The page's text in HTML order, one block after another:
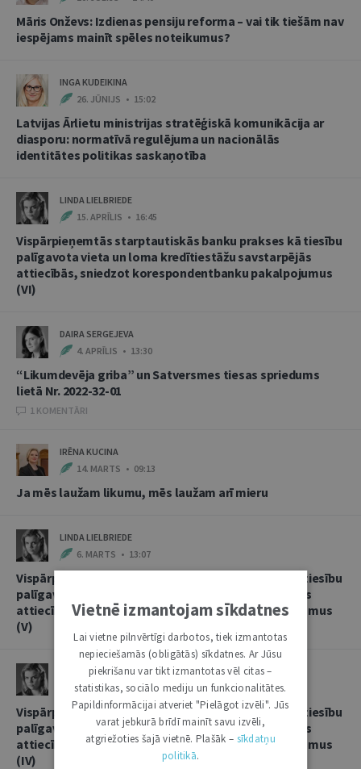
Māris Onževs: Izdienas pensiju reforma – vai tik tiešām nav
iespējams mainīt spēles noteikumus?
INGA KUDEIKINA
26. JŪNIJS • 15:02
Latvijas Ārlietu ministrijas stratēģiskā komunikācija ar
diasporu: normatīvā regulējuma un nacionālās
identitātes politikas saskaņotība
LINDA LIELBRIEDE
15. APRĪLIS • 16:45
Vispārpieņemtās starptautiskās banku prakses kā tiesību
palīgavota vieta un loma kredītiestāžu savstarpējās
attiecībās, sniedzot korespondentbanku pakalpojumus
(VI)
DAIRA SERGEJEVA
4. APRĪLIS • 13:30
“Likumdevēja griba” un Satversmes tiesas spriedums
lietā Nr. 2022-32-01
1 KOMENTĀRI
IRĒNA KUCINA
14. MARTS • 09:13
Ja mēs laužam likumu, mēs laužam arī mieru
LINDA LIELBRIEDE
6. MARTS • 13:07
Vispārpieņemtās starptautiskās banku prakses kā tiesību
palīgavota vieta un loma kredītiestāžu savstarpējās
attiecībās, sniedzot korespondentbanku pakalpojumus
(V)
LINDA LIELBRIEDE
20. FEBRUĀRIS • 11:13
Vispārpieņemtās starptautiskās banku prakses kā tiesību
palīgavota vieta un loma kredītiestāžu savstarpējās
attiecībās, sniedzot korespondentbanku pakalpojumus
(IV)
Vietnē izmantojam sīkdatnes
Lai vietne pilnvērtīgi darbotos, tiek izmantotas
nepieciešamās (obligātās) sīkdatnes. Ar Jūsu
piekrišanu var tikt izmantotas vēl citas –
statistikas, sociālo mediju un funkcionalitātes.
Papildinformācijai atveriet "Pielāgot izvēli". Jūs
varat jebkurā brīdī mainīt savu izvēli,
atgriežoties šajā vietnē. Plašāk – sīkdatņu
politikā.